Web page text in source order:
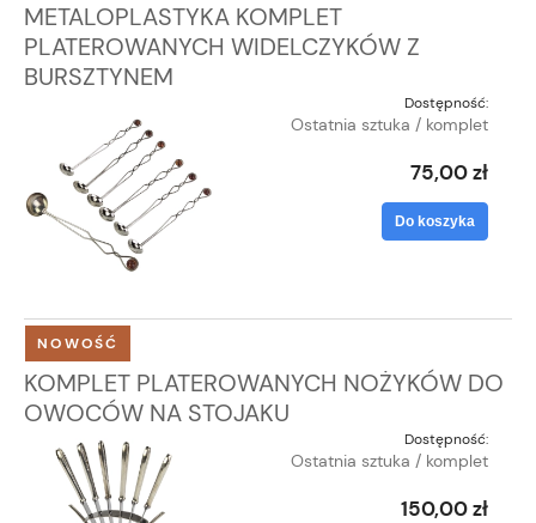
METALOPLASTYKA KOMPLET
PLATEROWANYCH WIDELCZYKÓW Z
BURSZTYNEM
Dostępność:
Ostatnia sztuka / komplet
75,00 zł
Do koszyka
KOMPLET PLATEROWANYCH NOŻYKÓW DO
OWOCÓW NA STOJAKU
Dostępność:
Ostatnia sztuka / komplet
150,00 zł
NOWOŚĆ